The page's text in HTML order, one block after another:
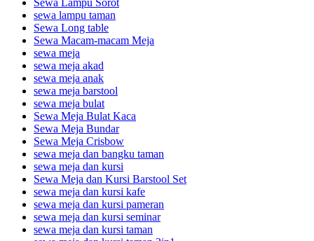
Sewa Lampu Sorot
sewa lampu taman
Sewa Long table
Sewa Macam-macam Meja
sewa meja
sewa meja akad
sewa meja anak
sewa meja barstool
sewa meja bulat
Sewa Meja Bulat Kaca
Sewa Meja Bundar
Sewa Meja Crisbow
sewa meja dan bangku taman
sewa meja dan kursi
Sewa Meja dan Kursi Barstool Set
sewa meja dan kursi kafe
sewa meja dan kursi pameran
sewa meja dan kursi seminar
sewa meja dan kursi taman